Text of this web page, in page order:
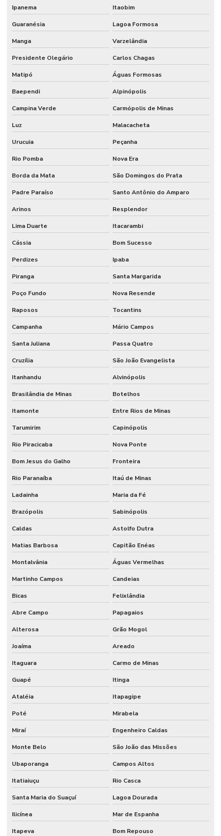
Ipanema Itaobim
Guaranésia Lagoa Formosa
Manga Varzelândia
Presidente Olegário Carlos Chagas
Matipó Águas Formosas
Baependi Alpinópolis
Campina Verde Carmópolis de Minas
Luz Malacacheta
Urucuia Peçanha
Rio Pomba Nova Era
Borda da Mata São Domingos do Prata
Padre Paraíso Santo Antônio do Amparo
Arinos Resplendor
Lima Duarte Itacarambi
Cássia Bom Sucesso
Perdizes Ipaba
Piranga Santa Margarida
Poço Fundo Nova Resende
Raposos Tocantins
Campanha Mário Campos
Santa Juliana Passa Quatro
Cruzília São João Evangelista
Itanhandu Alvinópolis
Brasilândia de Minas Botelhos
Itamonte Entre Rios de Minas
Tarumirim Capinópolis
Rio Piracicaba Nova Ponte
Bom Jesus do Galho Fronteira
Rio Paranaíba Itaú de Minas
Ladainha Maria da Fé
Brazópolis Sabinópolis
Caldas Astolfo Dutra
Matias Barbosa Capitão Enéas
Montalvânia Águas Vermelhas
Martinho Campos Candeias
Bicas Felixlândia
Abre Campo Papagaios
Alterosa Grão Mogol
Joaíma Areado
Itaguara Carmo de Minas
Guapé Itinga
Ataléia Itapagipe
Poté Mirabela
Miraí Engenheiro Caldas
Monte Belo São João das Missões
Ubaporanga Campos Altos
Itatiaiuçu Rio Casca
Santa Maria do Suaçuí Lagoa Dourada
Ilicínea Mar de Espanha
Itapeva Bom Repouso